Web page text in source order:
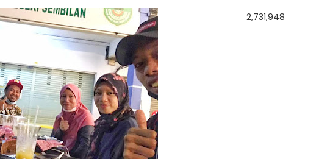
2,731,948